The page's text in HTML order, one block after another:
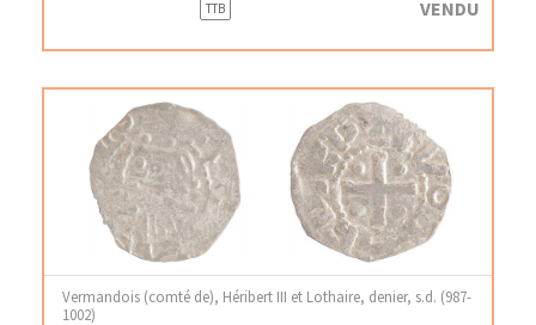
TTB VENDU
Vermandois (comté de), Héribert III et Lothaire, denier, s.d. (987-
1002)